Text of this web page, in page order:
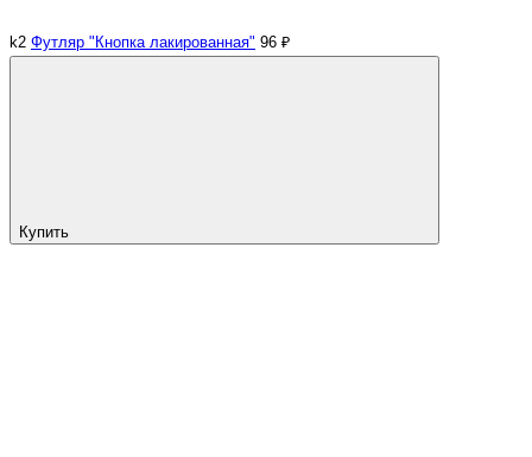
k2 Футляр "Кнопка лакированная" 96 ₽
Купить